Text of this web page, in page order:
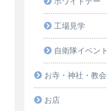
工場見学
自衛隊イベント
お寺・神社・教会
お店